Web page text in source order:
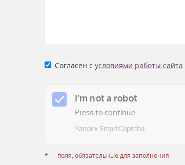
Согласен с условиями работы сайта
* — поля, обязательные для заполнения